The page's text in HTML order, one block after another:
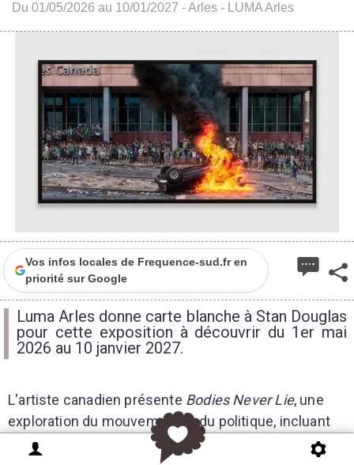
Du 01/05/2026 au 10/01/2027 -Arles - LUMA Arles
Vos infos locales de Frequence-sud.fr en
priorité sur Google
Luma Arles donne carte blanche à Stan Douglas
pour cette exposition à découvrir du 1er mai
2026 au 10 janvier 2027.
L'artiste canadien présente Bodies Never Lie, une
exploration du mouvement et du politique, incluant
une nouvelle production filmique située dans